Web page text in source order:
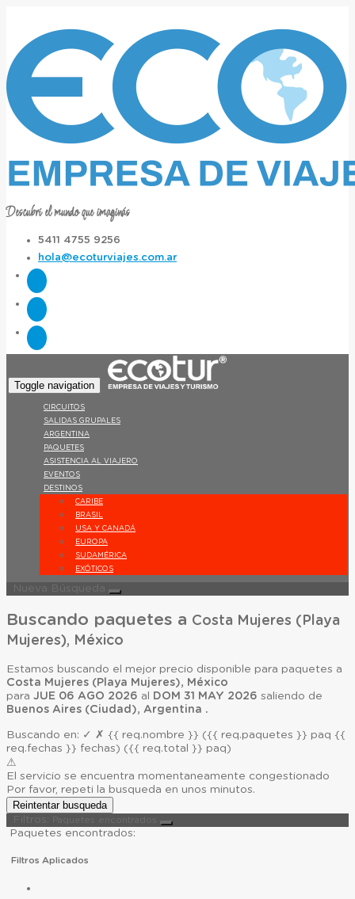
Descubrí el mundo que imaginás
5411 4755 9256
hola@ecoturviajes.com.ar
Toggle navigation
CIRCUITOS
SALIDAS GRUPALES
ARGENTINA
PAQUETES
ASISTENCIA AL VIAJERO
EVENTOS
DESTINOS
CARIBE
BRASIL
USA Y CANADÁ
EUROPA
SUDAMÉRICA
EXÓTICOS
Nueva Búsqueda
Buscando paquetes a Costa Mujeres (Playa
Mujeres), México
Estamos buscando el mejor precio disponible para paquetes a
Costa Mujeres (Playa Mujeres), México
para JUE 06 AGO 2026 al DOM 31 MAY 2026 saliendo de
Buenos Aires (Ciudad), Argentina .
Buscando en: ✓ ✗ {{ req.nombre }} ({{ req.paquetes }} paq {{
req.fechas }} fechas) ({{ req.total }} paq)
⚠
El servicio se encuentra momentaneamente congestionado
Por favor, repeti la busqueda en unos minutos.
Reintentar busqueda
Filtros:
Paquetes encontrados:
Filtros Aplicados